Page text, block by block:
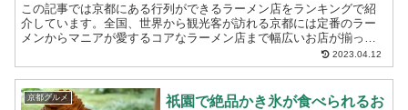
この記事では京都にある行列ができるラーメン店をランキングで紹
介しています。全国、世界から観光客が訪れる京都には定番のラー
メンからマニアが愛するコアなラーメン店まで幅広いお店が揃って
います。 「京都にある人気のラーメン店が知りたい」 「行...2023.04.12
京都グルメ
祇園で絶品かき氷が食べられるお